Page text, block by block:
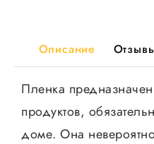
Описание
Пленка
продуктов,
доме. Она